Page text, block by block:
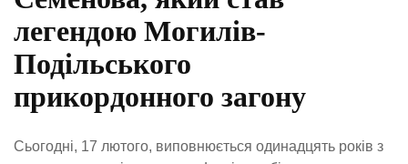
легендою Могилів-
Подільського
прикордонного загону
Сьогодні, 17 лютого, виповнюється одинадцять років з